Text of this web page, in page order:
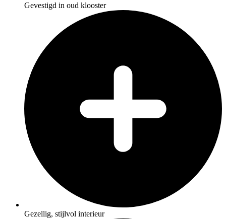
Gevestigd in oud klooster
Gezellig, stijlvol interieur